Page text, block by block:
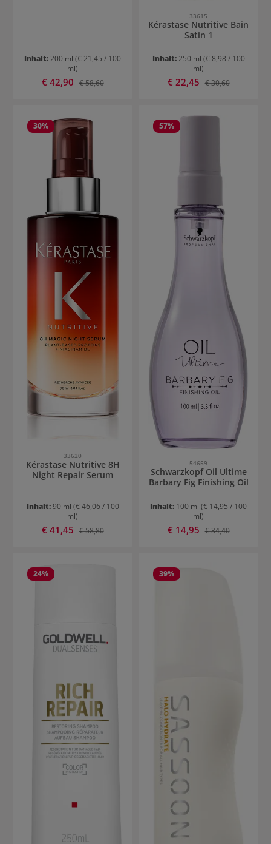
Inhalt:200 ml (€ 21,45 / 100
ml)
Verkaufspreis:
€ 42,90 Regulärer Preis:
€ 58,60
33615
Kérastase Nutritive Bain
Satin 1
Inhalt:250 ml (€ 8,98 / 100
ml)
Verkaufspreis:
€ 22,45 Regulärer Preis:
€ 30,60
30%
33620
Kérastase Nutritive 8H
Night Repair Serum
Inhalt:90 ml (€ 46,06 / 100
ml)
Verkaufspreis:
€ 41,45 Regulärer Preis:
€ 58,80
57%
54659
Schwarzkopf Oil Ultime
Barbary Fig Finishing Oil
Inhalt: 100 ml (€ 14,95 / 100
ml)
Verkaufspreis:
€ 14,95 Regulärer Preis:
€ 34,40
24% 39%